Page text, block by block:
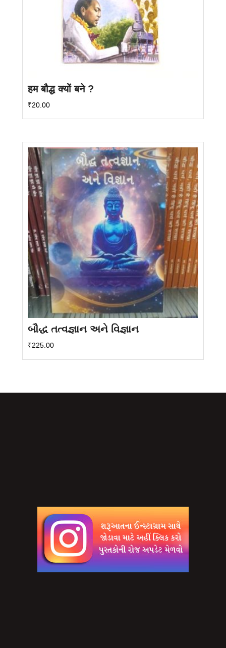
हम बौद्ध क्यों बने ?
₹20.00
બૌદ્ધ તત્વજ્ઞાન અને વિજ્ઞાન
₹225.00